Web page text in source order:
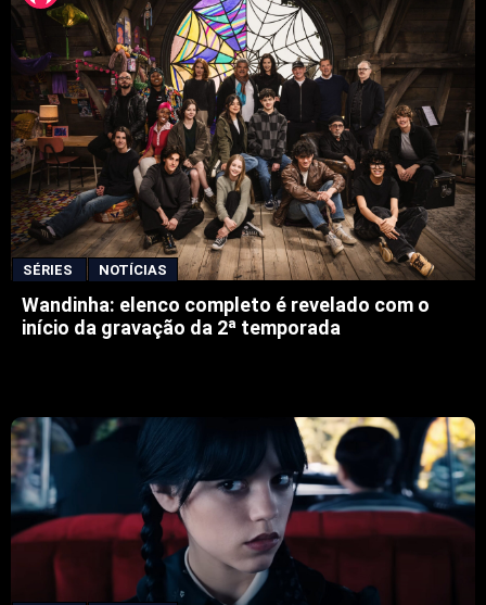
SÉRIES NOTÍCIAS
Wandinha: elenco completo é revelado com o
início da gravação da 2ª temporada